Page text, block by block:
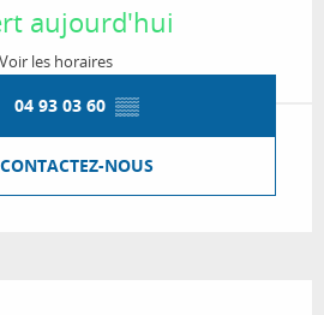
aujourd'hui
Voir les horaires
04 93 03 60 ▒▒
CONTACTEZ-NOUS